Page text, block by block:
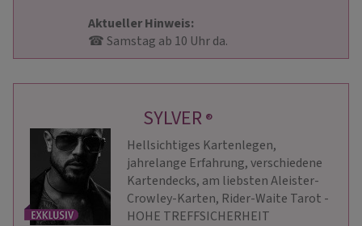
Aktueller Hinweis:
                        ☎ Samstag ab 10 Uhr da.
SYLVER ®
Hellsichtiges Kartenlegen,
jahrelange Erfahrung, verschiedene
Kartendecks, am liebsten Aleister-
Crowley-Karten, Rider-Waite Tarot -
HOHE TREFFSICHERHEIT